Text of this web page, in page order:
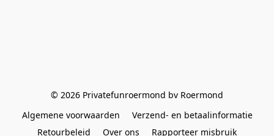
© 2026 Privatefunroermond bv Roermond
Algemene voorwaarden
Verzend- en betaalinformatie
Retourbeleid
Over ons Rapporteer misbruik